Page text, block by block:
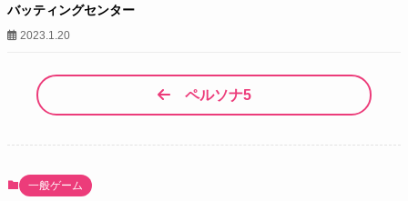
バッティングセンター
2023.1.20
ペルソナ5
一般ゲーム